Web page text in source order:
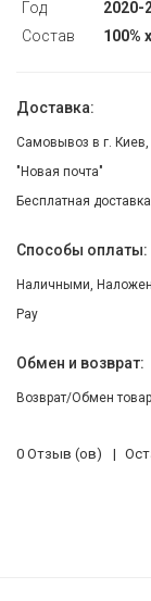
Год
2020-
Состав
100%
Доставка:
Самовывоз в г.
"Новая почта"
Бесплатная
Способы оплаты:
Наличными,
Pay
Обмен и возврат:
Возврат/Обмен
0 Отзыв (ов)